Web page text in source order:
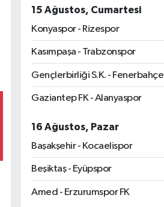
15 Ağustos, Cumartesi
Konyaspor - Rizespor
Kasımpaşa - Trabzonspor
Gençlerbirliği S.K. - Fenerbahçe
Gaziantep FK - Alanyaspor
16 Ağustos, Pazar
Başakşehir - Kocaelispor
Beşiktaş - Eyüpspor
Amed - Erzurumspor FK